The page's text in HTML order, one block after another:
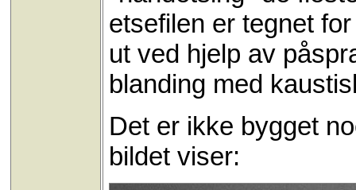
etsefilen er tegnet
ut ved hjelp av
blanding med
Det er ikke bygget
bildet viser: